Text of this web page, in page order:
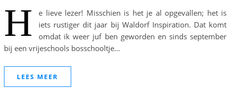
H
e lieve lezer! Misschien is het je al opgevallen; het is
iets rustiger dit jaar bij Waldorf Inspiration. Dat komt
omdat ik weer juf ben geworden en sinds september
bij een vrijeschools bosschooltje…
LEES MEER